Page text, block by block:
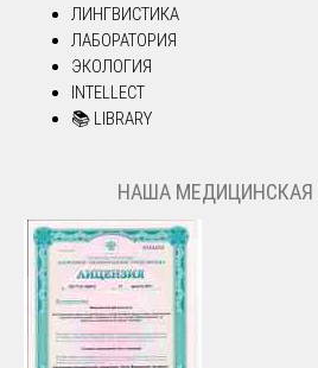
ЛИНГВИСТИКА
ЛАБОРАТОРИЯ
ЭКОЛОГИЯ
INTELLECT
📚 LIBRARY
НАША МЕДИЦИНСКАЯ